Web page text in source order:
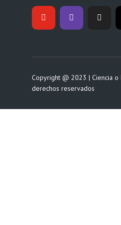
Copyright @ 2023 | Ciencia o
derechos reservados